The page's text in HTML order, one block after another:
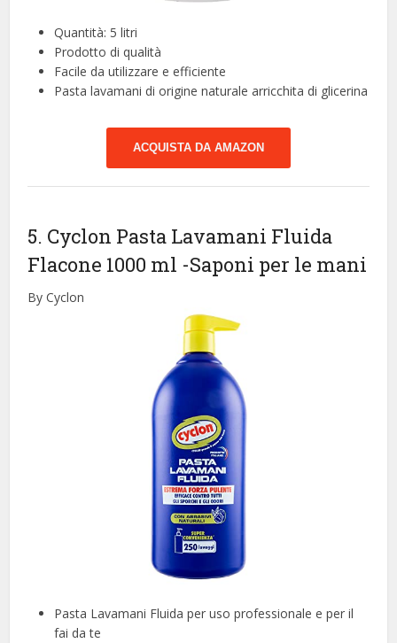
Quantità: 5 litri
Prodotto di qualità
Facile da utilizzare e efficiente
Pasta lavamani di origine naturale arricchita di glicerina
ACQUISTA DA AMAZON
5. Cyclon Pasta Lavamani Fluida
Flacone 1000 ml -Saponi per le mani
By Cyclon
Pasta Lavamani Fluida per uso professionale e per il
fai da te